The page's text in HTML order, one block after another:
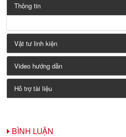
Thông tin
Vật tư linh kiện
Video hướng dẫn
Hỗ trợ tài liệu
BÌNH LUẬN